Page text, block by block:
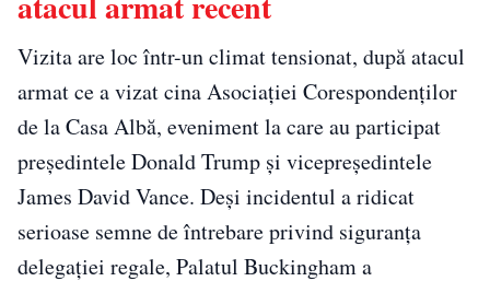
Vizita are loc într-un climat tensionat, după atacul
armat ce a vizat cina Asociației Corespondenților
de la Casa Albă, eveniment la care au participat
președintele Donald Trump și vicepreședintele
James David Vance. Deși incidentul a ridicat
serioase semne de întrebare privind siguranța
delegației regale, Palatul Buckingham a